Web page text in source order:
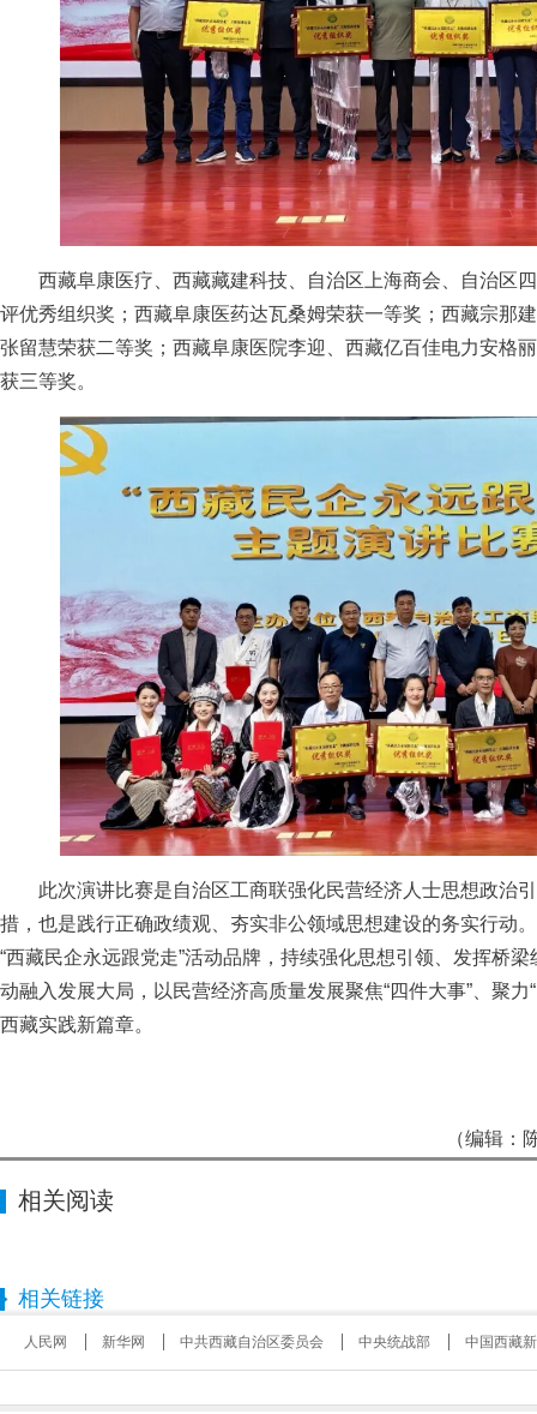
西藏阜康医疗、西藏藏建科技、自治区上海商会、自治区
评优秀组织奖；西藏阜康医药达瓦桑姆荣获一等奖；西藏宗那
张留慧荣获二等奖；西藏阜康医院李迎、西藏亿百佳电力安格
获三等奖。
此次演讲比赛是自治区工商联强化民营经济人士思想政治引
措，也是践行正确政绩观、夯实非公领域思想建设的务实行动
“西藏民企永远跟党走”活动品牌，持续强化思想引领、发挥桥
动融入发展大局，以民营经济高质量发展聚焦“四件大事”、聚
西藏实践新篇章。
（编辑：
相关阅读
相关链接
人民网 新华网 中共西藏自治区委员会 中央统战部 中国西藏